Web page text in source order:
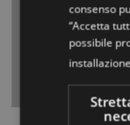
consenso
“Accetta
possibile